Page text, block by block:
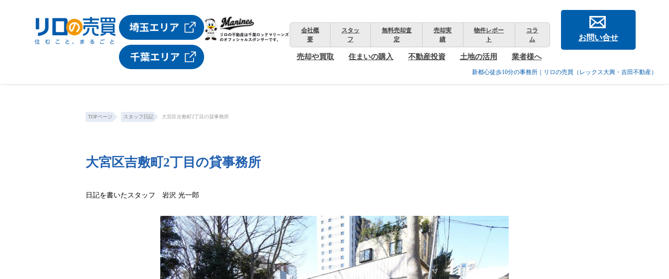
新都心徒歩10分の事務所｜リロの売買（レックス大興・吉田不動産）
会社概
要
スタッ
フ
無料売却査
定
売却実
績
物件レポー
ト
コラ
ム
売却や買取 住まいの購入 不動産投資 土地の活用 業者様へ
お問い合せ
TOPページ スタッフ日記 大宮区吉敷町2丁目の貸事務所
大宮区吉敷町2丁目の貸事務所
日記を書いたスタッフ 岩沢 光一郎